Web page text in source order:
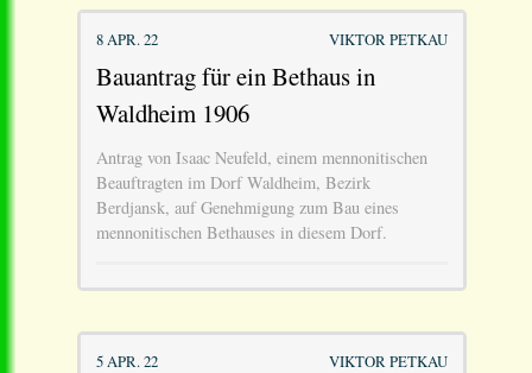
8 APR. 22 VIKTOR PETKAU
Bauantrag für ein Bethaus in
Waldheim 1906
Antrag von Isaac Neufeld, einem mennonitischen
Beauftragten im Dorf Waldheim, Bezirk
Berdjansk, auf Genehmigung zum Bau eines
mennonitischen Bethauses in diesem Dorf.
5 APR. 22 VIKTOR PETKAU